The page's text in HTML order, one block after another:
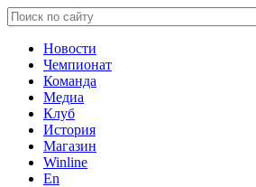
Новости
Чемпионат
Команда
Медиа
Клуб
История
Магазин
Winline
En